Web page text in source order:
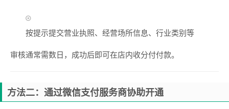
按提示提交营业执照、经营场所信息、行业类别等
审核通常需数日，成功后即可在店内收分付付款。
方法二：通过微信支付服务商协助开通